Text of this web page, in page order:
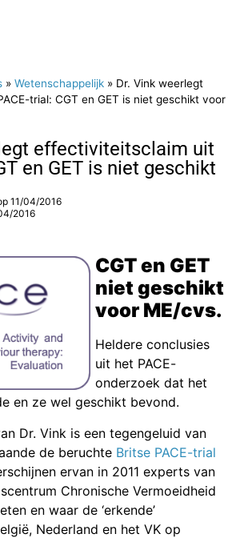
» Wetenschappelijk » Dr. Vink weerlegt
trial: CGT en GET is niet geschikt voor
effectiviteitsclaim uit
en GET is niet geschikt
11/04/2016
2016
CGT en GET
niet geschikt
voor ME/cvs.
Heldere conclusies
uit het PACE-
onderzoek dat het
en ze wel geschikt bevond.
Dr. Vink is een tegengeluid van
de beruchte Britse PACE-trial
ervan in 2011 experts van
Chronische Vermoeidheid
en waar de ‘erkende’
Nederland en het VK op